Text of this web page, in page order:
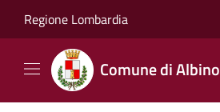
Regione Lombardia
Comune di Albino